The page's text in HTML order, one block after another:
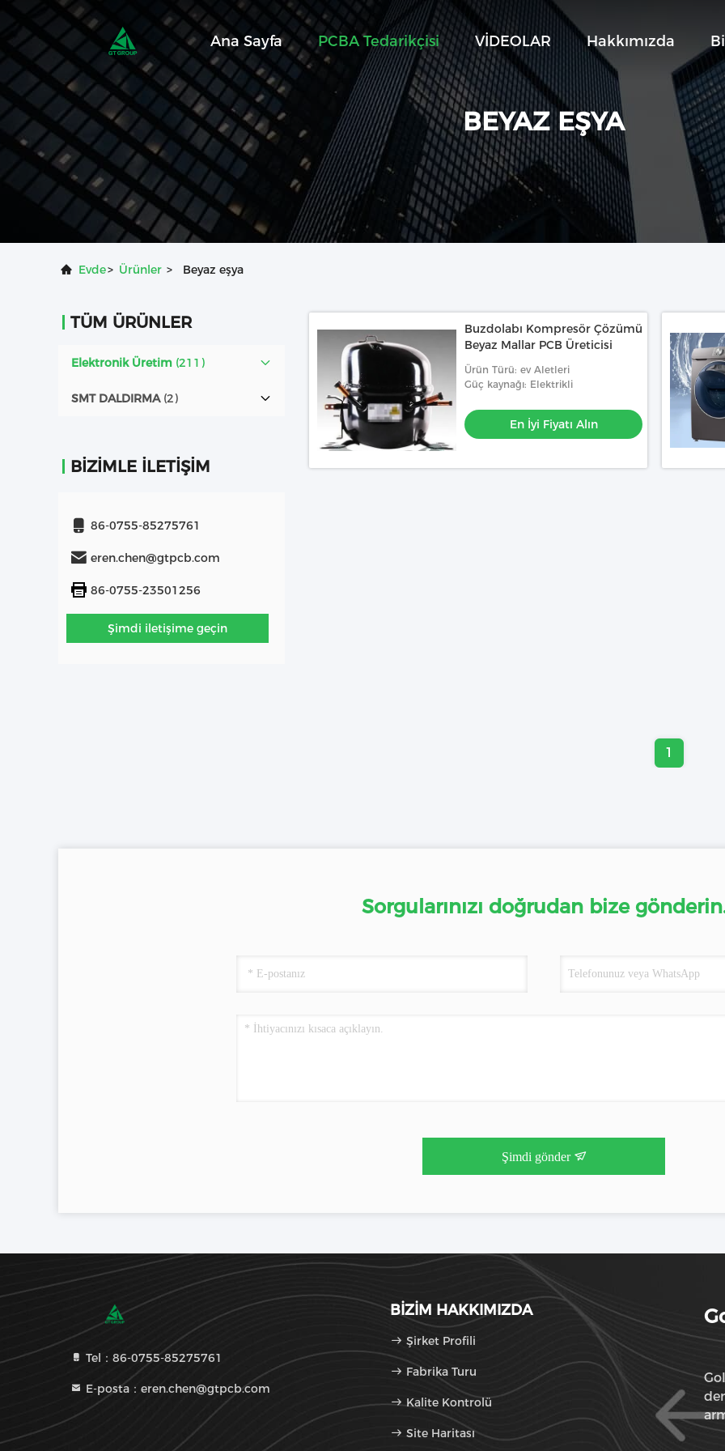
Ana Sayfa PCBA Tedarikçisi VİDEOLAR Hakkımızda
BEYAZ EŞYA
Evde> Ürünler > Beyaz eşya
TÜM ÜRÜNLER
Elektronik Üretim (211)
SMT DALDIRMA(2)
BIZIMLE İLETIŞIM
86-0755-85275761
eren.chen@gtpcb.com
86-0755-23501256
Şimdi iletişime geçin
Buzdolabı Kompresör Çözümü
Beyaz Mallar PCB Üreticisi
Ürün Türü: ev Aletleri
Güç kaynağı: Elektrikli
En İyi Fiyatı Alın
1
Sorgularınızı doğrudan bize
Şimdi gönder
Tel：86-0755-85275761
E-posta：eren.chen@gtpcb.com
BIZIM HAKKIMIZDA
Şirket Profili
Fabrika Turu
Kalite Kontrolü
Site Haritası